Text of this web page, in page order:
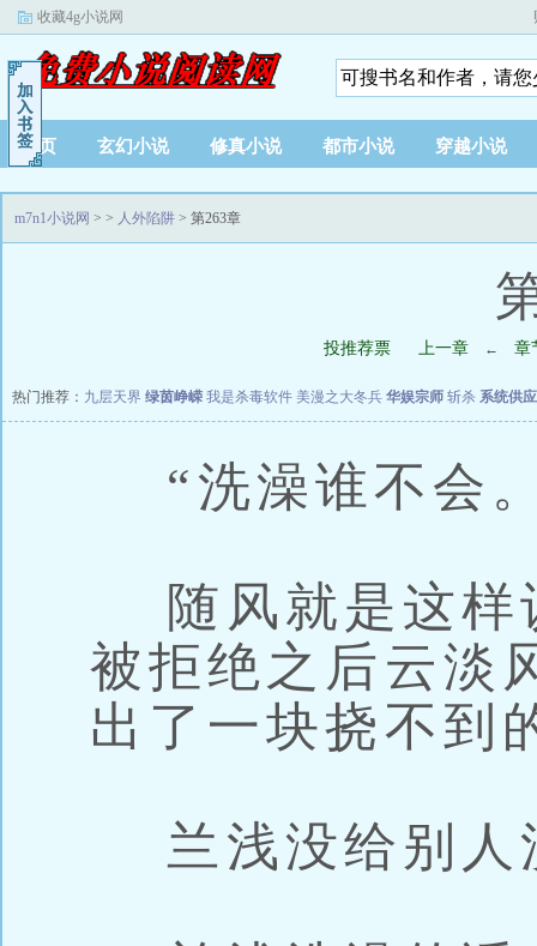
收藏4g小说网
首页 玄幻小说 修真小说 都市小说 穿越小说
m7n1小说网 > > 人外陷阱 > 第263章
投推荐票 上一章 ← 章
热门推荐： 九层天界 绿茵峥嵘 我是杀毒软件 美漫之大冬兵 华娱宗师 斩杀 系统供
“洗澡谁不会
随风就是这样
被拒绝之后云淡
出了一块挠不到
兰浅没给别人